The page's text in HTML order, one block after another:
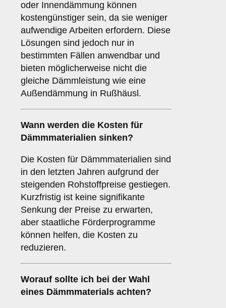
oder Innendämmung können
kostengünstiger sein, da sie weniger
aufwendige Arbeiten erfordern. Diese
Lösungen sind jedoch nur in
bestimmten Fällen anwendbar und
bieten möglicherweise nicht die
gleiche Dämmleistung wie eine
Außendämmung in Rußhäusl.
Wann werden die Kosten für
Dämmmaterialien sinken?
Die Kosten für Dämmmaterialien sind
in den letzten Jahren aufgrund der
steigenden Rohstoffpreise gestiegen.
Kurzfristig ist keine signifikante
Senkung der Preise zu erwarten,
aber staatliche Förderprogramme
können helfen, die Kosten zu
reduzieren.
Worauf sollte ich bei der Wahl
eines Dämmmaterials achten?